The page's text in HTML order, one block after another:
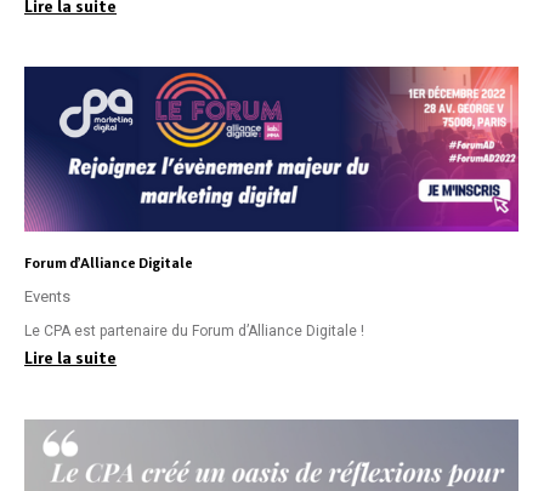
Lire la suite
Forum d’Alliance Digitale
Events
Le CPA est partenaire du Forum d’Alliance Digitale !
Lire la suite